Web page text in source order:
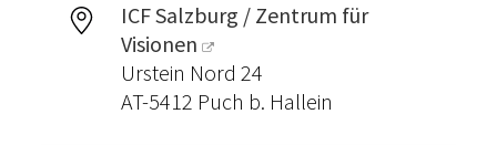
ICF Salzburg / Zentrum für
Visionen
Urstein Nord 24
AT-5412 Puch b. Hallein